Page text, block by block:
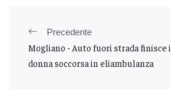
Precedente
Mogliano - Auto fuori strada finisce
donna soccorsa in eliambulanza